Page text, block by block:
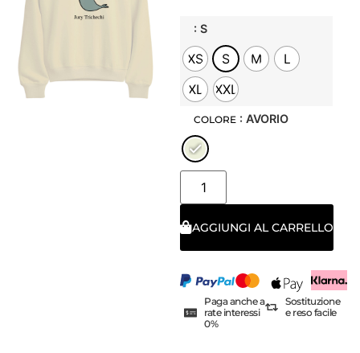
: S
XS S M
L
XL
XXL
COLORE : AVORIO
AGGIUNGI AL CARRELLO
Paga anche a
rate interessi
0%
Sostituzione
e reso facile